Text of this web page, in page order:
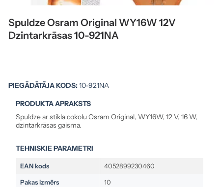
Spuldze Osram Original WY16W 12V
Dzintarkrāsas 10-921NA
PIEGĀDĀTĀJA KODS:10-921NA
PRODUKTA APRAKSTS
Spuldze ar stikla cokolu Osram Original, WY16W, 12 V, 16 W,
dzintarkrāsas gaisma.
TEHNISKIE PARAMETRI
EAN kods 4052899230460
Pakas izmērs 10